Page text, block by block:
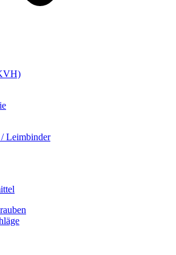
Leimbinder